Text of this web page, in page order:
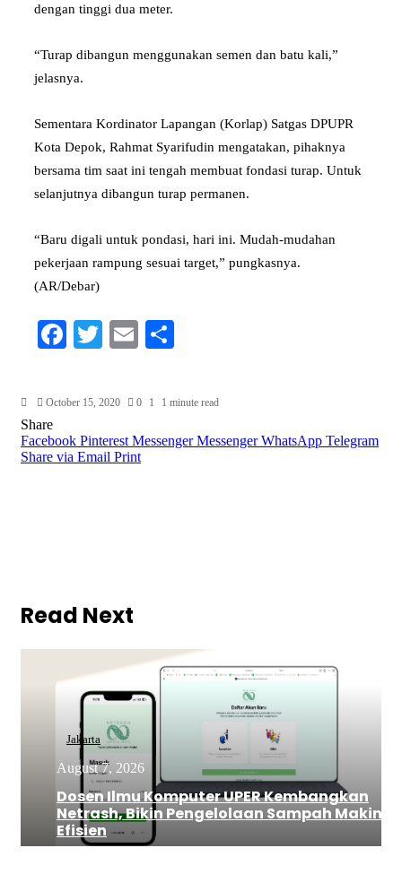
dengan tinggi dua meter.
“Turap dibangun menggunakan semen dan batu kali,”
jelasnya.
Sementara Kordinator Lapangan (Korlap) Satgas DPUPR
Kota Depok, Rahmat Syarifudin mengatakan, pihaknya
bersama tim saat ini tengah membuat fondasi turap. Untuk
selanjutnya dibangun turap permanen.
“Baru digali untuk pondasi, hari ini. Mudah-mudahan
pekerjaan rampung sesuai target,” pungkasnya.
(AR/Debar)
Facebook
TwitterEmail
October 15, 2020 0 1 1 minute read
Share
Facebook Pinterest Messenger Messenger WhatsApp Telegram
Share via Email Print
Read Next
Jakarta
August 7, 2026
Dosen Ilmu Komputer UPER Kembangkan
Netrash, Bikin Pengelolaan Sampah Makin
Efisien